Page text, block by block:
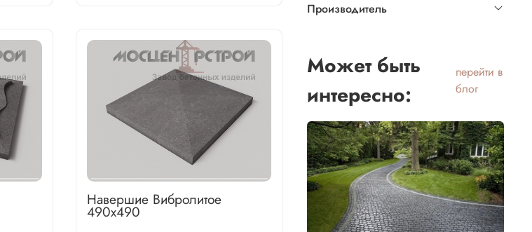
Навершие Вибролитое
490х490
Производитель
Может быть
интересно:
перейти в
блог